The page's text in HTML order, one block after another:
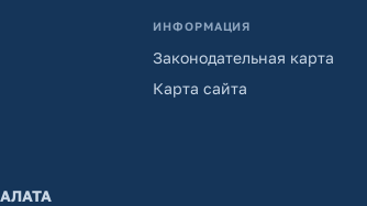
ИНФОРМАЦИЯ
Законодательная карта
Карта сайта